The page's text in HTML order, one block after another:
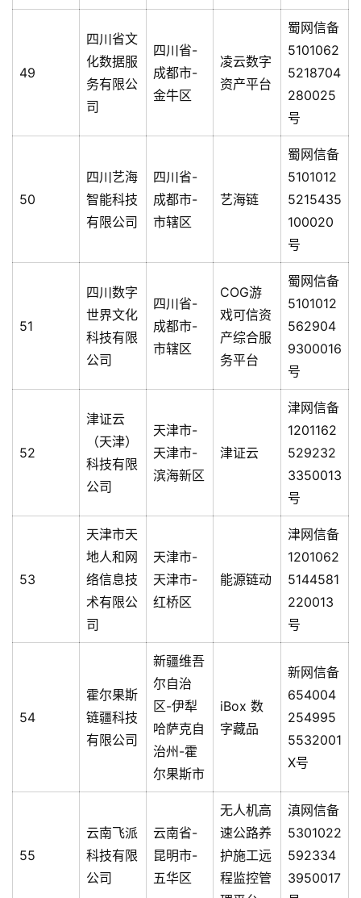
49
四川省文
化数据服
务有限公
司
四川省-
成都市-
金牛区
凌云数字
资产平台
蜀网信备
5101062
5218704
280025
号
50
四川艺海
智能科技
有限公司
四川省-
成都市-
市辖区
艺海链
蜀网信备
5101012
5215435
100020
号
51
四川数字
世界文化
科技有限
公司
四川省-
成都市-
市辖区
COG游
戏可信资
产综合服
务平台
蜀网信备
5101012
562904
9300016
号
52
津证云
（天津）
科技有限
公司
天津市-
天津市-
滨海新区
津证云
津网信备
1201162
529232
3350013
号
53
天津市天
地人和网
络信息技
术有限公
司
天津市-
天津市-
红桥区
能源链动
津网信备
1201062
5144581
220013
号
54
霍尔果斯
链疆科技
有限公司
新疆维吾
尔自治
区-伊犁
哈萨克自
治州-霍
尔果斯市
iBox 数
字藏品
新网信备
654004
254995
5532001
X号
55
云南飞派
科技有限
公司
云南省-
昆明市-
五华区
无人机高
速公路养
护施工远
程监控管
滇网信备
5301022
592334
3950017